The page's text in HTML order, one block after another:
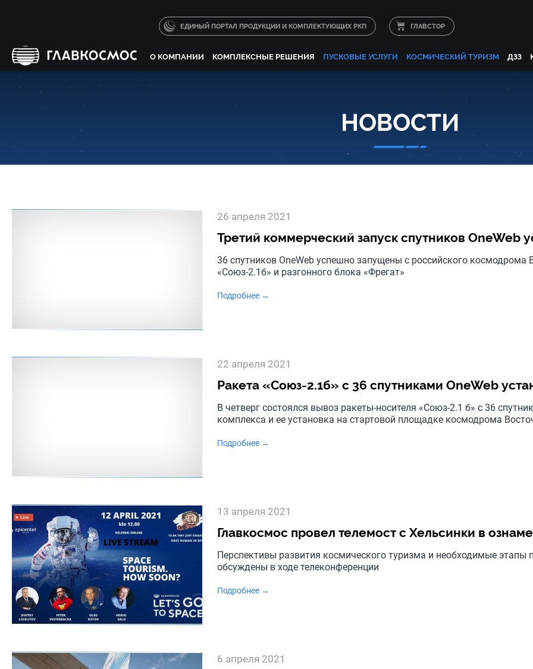
ЕДИНЫЙ ПОРТАЛ ПРОДУКЦИИ И КОМПЛЕКТУЮЩИХ РКП ГЛАВСТОР
О КОМПАНИИ КОМПЛЕКСНЫЕ РЕШЕНИЯ ПУСКОВЫЕ УСЛУГИ КОСМИЧЕСКИЙ ТУРИЗМ ДЗЗ
НОВОСТИ
26 апреля 2021
Третий коммерческий запуск спутников OneWeb
36 спутников OneWeb успешно запущены с российского
«Союз-2.1б» и разгонного блока «Фрегат»
Подробнее →
22 апреля 2021
Ракета «Союз-2.1б» с 36 спутниками OneWeb
В четверг состоялся вывоз ракеты-носителя «Союз-2.1 б» с 36
комплекса и ее установка на стартовой площадке космодрома
Подробнее →
13 апреля 2021
Главкосмос провел телемост с Хельсинки в
Перспективы развития космического туризма и необходимые этапы
обсуждены в ходе телеконференции
Подробнее →
6 апреля 2021